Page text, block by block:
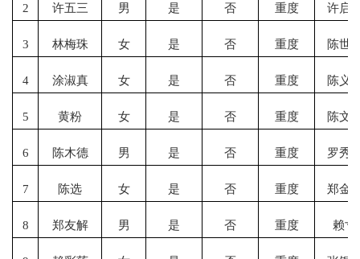
2 许五三 男 是 否 重度 许启
3 林梅珠 女 是 否 重度 陈世
4 涂淑真 女 是 否 重度 陈义
5 黄粉 女 是 否 重度 陈文
6 陈木德 男 是 否 重度 罗秀
7 陈选 女 是 否 重度 郑金
8 郑友解 男 是 否 重度 赖寸